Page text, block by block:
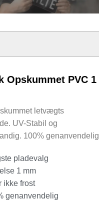
Opskummet PVC 1
letvægts
UV-Stabil og
100% genanvendelig
pladevalg
1 mm
ikke frost
genanvendelig